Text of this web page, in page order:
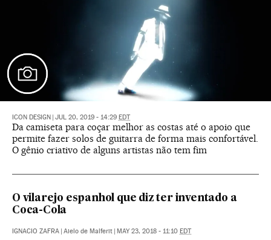
ICON DESIGN JUL 20, 2019 - 14:29 EDT
Da camiseta para coçar melhor as costas até o apoio que
permite fazer solos de guitarra de forma mais confortável.
O gênio criativo de alguns artistas não tem fim
O vilarejo espanhol que diz ter inventado a
Coca-Cola
IGNACIO ZAFRA Aielo de Malferit MAY 23, 2018 - 11:10 EDT